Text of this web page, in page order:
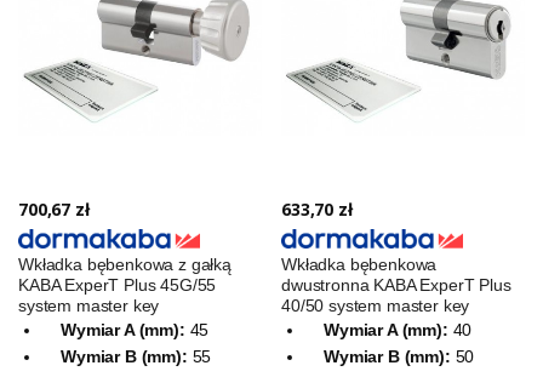
700,67 zł
Wkładka bębenkowa z gałką
KABA ExperT Plus 45G/55
system master key
Wymiar A (mm): 45
Wymiar B (mm): 55
633,70 zł
Wkładka bębenkowa
dwustronna KABA ExperT Plus
40/50 system master key
Wymiar A (mm): 40
Wymiar B (mm): 50